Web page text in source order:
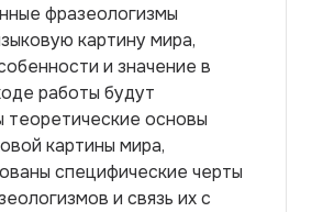
фразеологизмы
картину мира,
и значение в
работы будут
теоретические основы
картины мира,
специфические черты
и связь их с